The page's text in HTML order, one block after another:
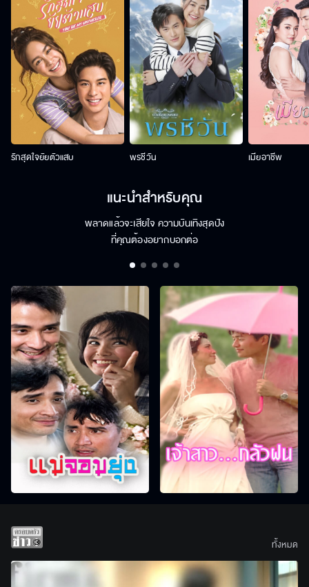
รักสุดใจยัยตัวแสบ พรชีวัน เมียอาชีพ
แนะนำสำหรับคุณ
พลาดแล้วจะเสียใจ ความบันเทิงสุดปัง
ที่คุณต้องอยากบอกต่อ
ทั้งหมด